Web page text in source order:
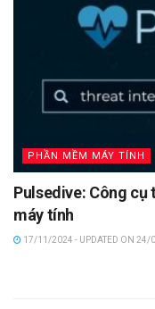
PHẦN MỀM MÁY TÍNH
Pulsedive: Công cụ
máy tính
17/11/2024 - UPDATED ON 24/